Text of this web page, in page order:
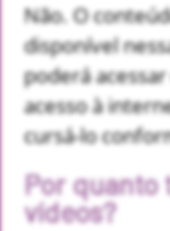
Não. O
disponível
poderá
acesso à
cursá-lo
Por quanto
vídeos?